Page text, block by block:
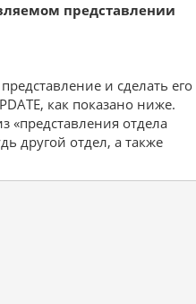
представлении
и сделать его
как показано ниже.
отдела
другой отдел, а также